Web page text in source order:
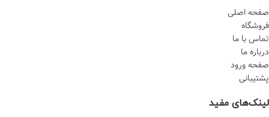
صفحه اصلی
فروشگاه
تماس با ما
درباره ما
صفحه ورود
پشتیبانی
لینک‌های مفید